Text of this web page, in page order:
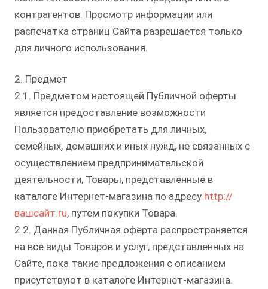
контрагентов. Просмотр информации или
распечатка страниц Сайта разрешается только
для личного использования.
2. Предмет
2.1. Предметом настоящей Публичной оферты
является предоставление возможности
Пользователю приобретать для личных,
семейных, домашних и иных нужд, не связанных с
осуществлением предпринимательской
деятельности, Товары, представленные в
каталоге Интернет-магазина по адресу http://
вашсайт.ru, путем покупки Товара.
2.2. Данная Публичная оферта распространяется
на все виды Товаров и услуг, представленных на
Сайте, пока такие предложения с описанием
присутствуют в каталоге Интернет-магазина.